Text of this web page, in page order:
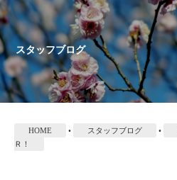
スタッフブログ
HOME • スタッフブログ •
Ｒ！